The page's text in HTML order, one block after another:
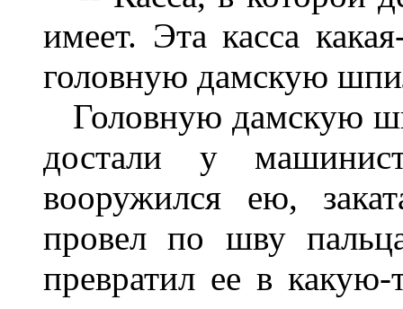
имеет. Эта касса
головную дамскую
Головную дамскую
достали у
вооружился ею,
провел по шву
превратил ее в какую-